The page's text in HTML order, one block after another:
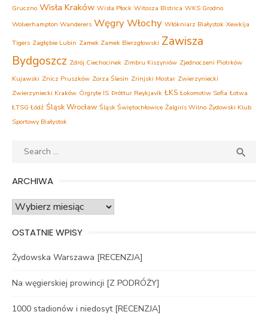
Gruczno Wisła Kraków Wisła Płock Witosza Bistrica WKS Grodno
Wolverhampton Wanderers WęgryWłochy Włókniarz Białystok Xewkija
Tigers Zagłębie Lubin Zamek Zamek Bierzgłowski Zawisza
Bydgoszcz Zdrój Ciechocinek Zimbru Kiszyniów Zjednoczeni Piotrków
Kujawski Znicz Pruszków Zorza Ślesin Zrinjski Mostar Zwierzyniecki
Zwierzyniecki Kraków Örgryte IS Þróttur Reykjavík ŁKS Łokomotiw Sofia Łotwa
ŁTSG Łódź Śląsk Wrocław Śląsk Świętochłowice Żalgiris Wilno Żydowski Klub
Sportowy Białystok
Search

ARCHIWA
Archiwa
OSTATNIE WPISY
Żydowska Warszawa [RECENZJA]
Na węgierskiej prowincji [Z PODRÓŻY]
1000 stadionów i niedosyt [RECENZJA]